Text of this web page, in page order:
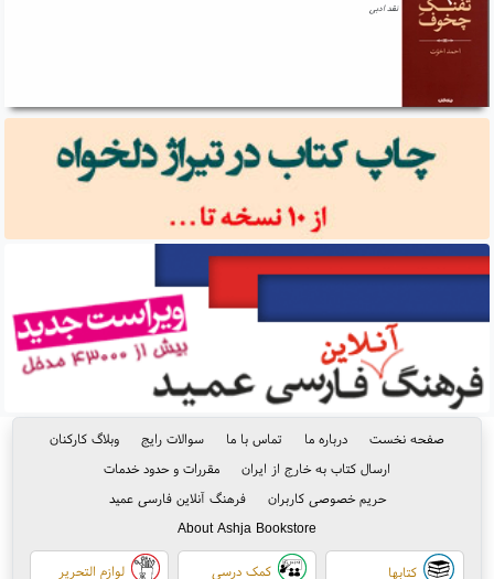
نقد ادبی
صفحه نخست درباره ما تماس با ما سوالات رایج
وبلاگ کارکنان
ارسال کتاب به خارج از ایران
مقررات و حدود خدمات
حریم خصوصی کاربران
فرهنگ آنلاین فارسی عمید
About Ashja Bookstore
کتابها کمک درسی لوازم التحریر